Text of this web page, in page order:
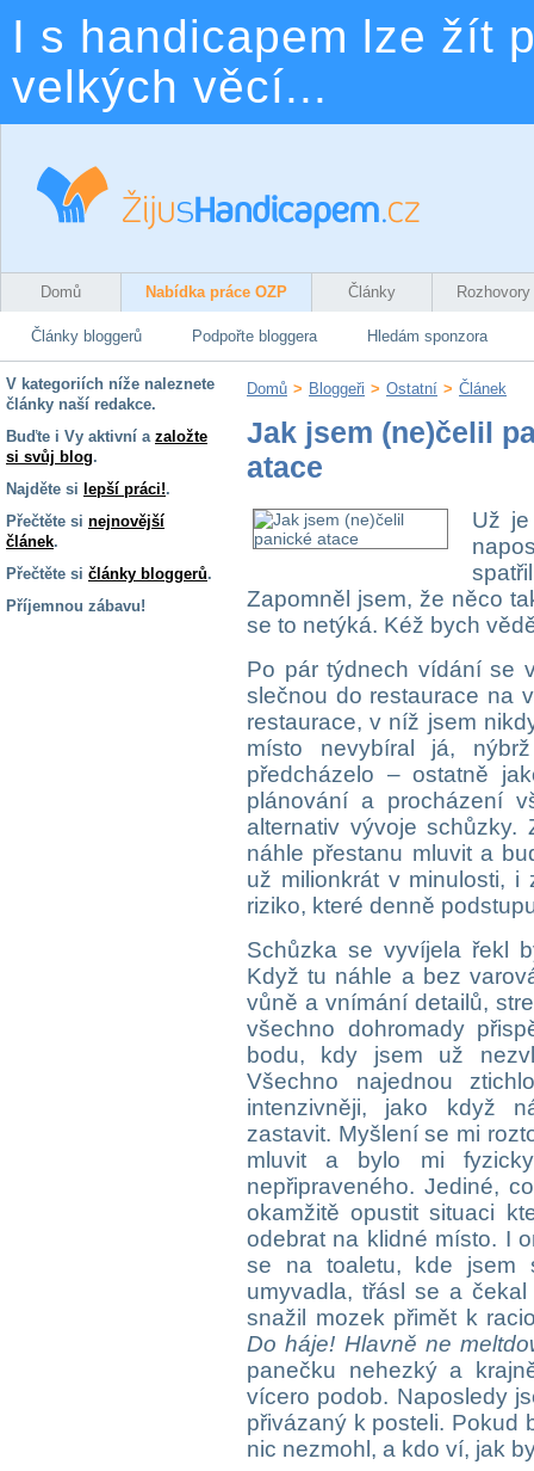
I s handicapem lze žít
velkých věcí...
Domů Nabídka práce OZP Články Rozhovory
Články bloggerů Podpořte bloggera Hledám sponzora
V kategoriích níže naleznete
články naší redakce.
Buďte i Vy aktivní a založte
si svůj blog.
Najděte si lepší práci!.
Přečtěte si nejnovější
článek.
Přečtěte si články bloggerů.
Příjemnou zábavu!
Domů > Bloggeři > Ostatní > Článek
Jak jsem (ne)čelil
atace
Už
Zapomněl jsem, že něco
se to netýká. Kéž bych
Po pár týdnech vídání se
slečnou do restaurace na
restaurace, v níž jsem
místo nevybíral já,
předcházelo – ostatně
plánování a procházení
alternativ vývoje
náhle přestanu mluvit a
už milionkrát v minulosti,
riziko, které denně
Schůzka se vyvíjela řekl
Když tu náhle a bez
vůně a vnímání detailů,
všechno dohromady
bodu, kdy jsem už
Všechno najednou
intenzivněji, jako když
zastavit. Myšlení se mi
mluvit a bylo mi
nepřipraveného. Jediné,
okamžitě opustit situaci
odebrat na klidné místo. I
se na toaletu, kde jsem
umyvadla, třásl se a
snažil mozek přimět k
Do háje! Hlavně ne
panečku nehezký a
vícero podob. Naposledy
přivázaný k posteli. Pokud
nic nezmohl, a kdo ví, jak